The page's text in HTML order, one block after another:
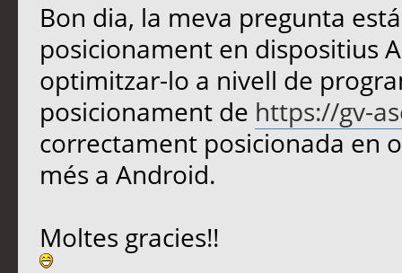
Bon dia, la meva pregunta
posicionament en dispositius
optimitzar-lo a nivell de
posicionament de https://gv-
correctament posicionada en
més a Android.
Moltes gracies!!